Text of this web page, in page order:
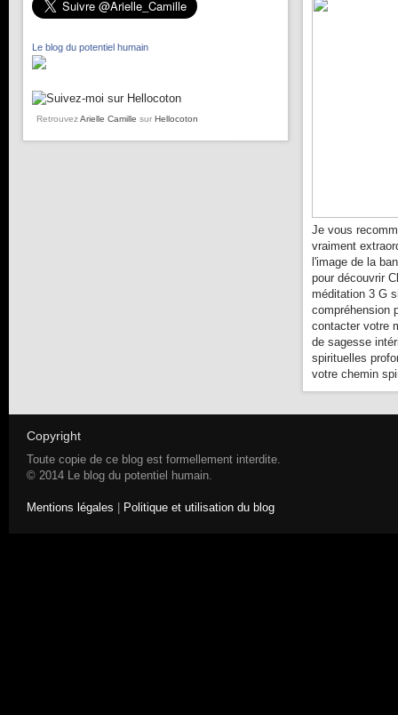
Le blog du potentiel humain
RetrouvezArielle Camille sur Hellocoton
Je vous
vraiment
l'image de la
pour découvrir
méditation 3 G
compréhension
contacter votre
de sagesse
spirituelles
votre chemin
Copyright
Toute copie de ce blog est formellement interdite.
© 2014 Le blog du potentiel humain.
Mentions légales | Politique et utilisation du blog